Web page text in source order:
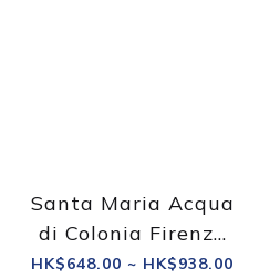
Santa Maria Acqua
di Colonia Firenze
EDC 100ml 聖塔瑪莉
HK$648.00 ~ HK$938.00